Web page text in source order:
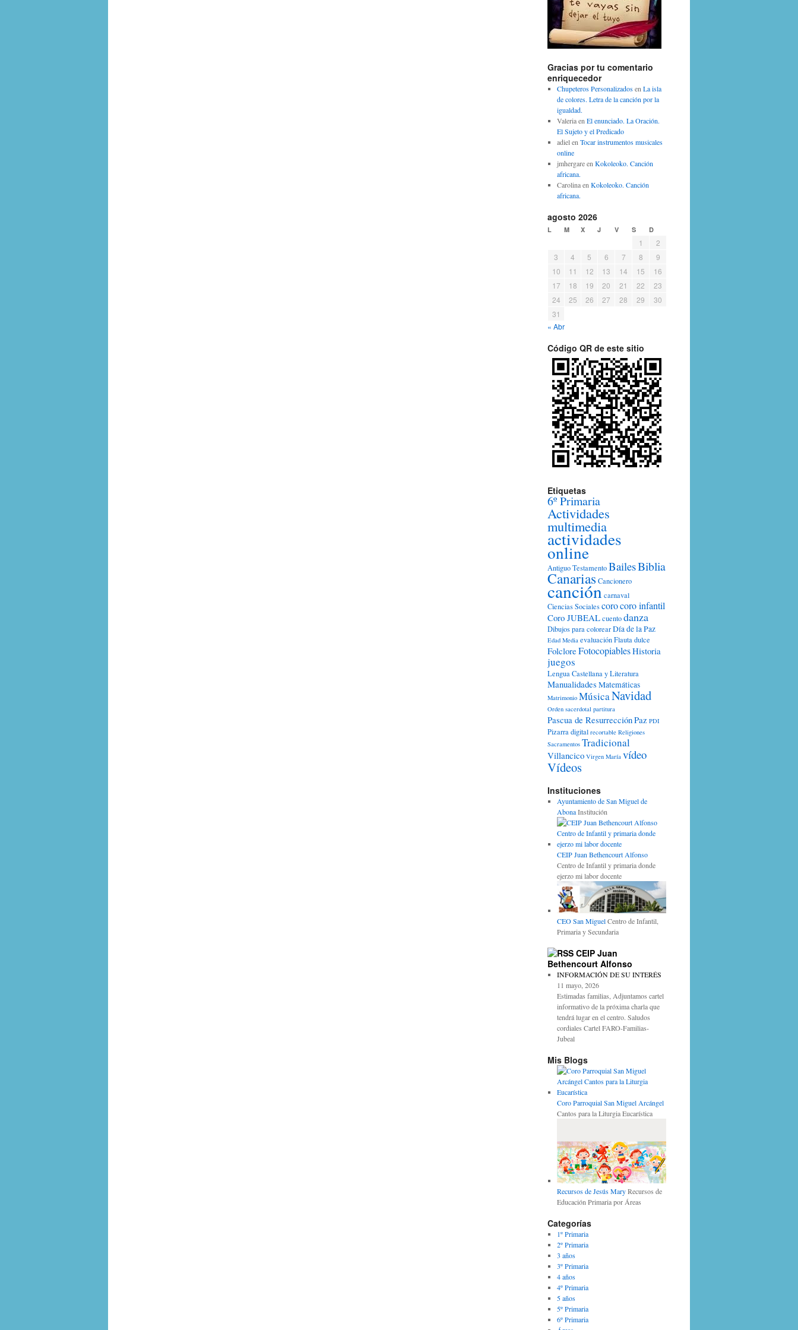
Gracias por tu comentario
enriquecedor
Chupeteros Personalizadosen La isla
de colores. Letra de la canción por la
igualdad.
Valeriaen El enunciado. La Oración.
El Sujeto y el Predicado
adielen Tocar instrumentos musicales
online
jmhergareen Kokoleoko. Canción
africana.
Carolinaen Kokoleoko. Canción
africana.
agosto 2026
L M X J V S D
1
2
3
4 5 6 7 8
9
10
11 12 13 14 15
16
17
18 19 20 21 22
23
24
25 26 27 28 29
30
31
« Abr
Código QR de este sitio
Etiquetas
6º Primaria
Actividades
multimedia
actividades
online
Antiguo TestamentoBailesBiblia
Canarias Cancionero
cancióncarnaval
Ciencias Socialescorocoro infantil
Coro JUBEALcuentodanza
Dibujos para colorearDía de la Paz
Edad Media evaluaciónFlauta dulce
FolcloreFotocopiablesHistoria
juegos
Lengua Castellana y Literatura
Manualidades Matemáticas
Matrimonio MúsicaNavidad
Orden sacerdotal partitura
Pascua de ResurrecciónPaz PDI
Pizarra digital recortable Religiones
Sacramentos Tradicional
Villancico Virgen María vídeo
Vídeos
Instituciones
Ayuntamiento de San Miguel de
AbonaInstitución
CEIP Juan Bethencourt Alfonso
Centro de Infantil y primaria donde
ejerzo mi labor docente
CEO San MiguelCentro de Infantil,
Primaria y Secundaria
CEIP Juan
Bethencourt Alfonso
INFORMACIÓN DE SU INTERÉS
11 mayo, 2026
Estimadas familias, Adjuntamos cartel
informativo de la próxima charla que
tendrá lugar en el centro. Saludos
cordiales Cartel FARO-Familias-
Jubeal
Mis Blogs
Coro Parroquial San Miguel Arcángel
Cantos para la Liturgia Eucarística
Recursos de Jesús MaryRecursos de
Educación Primaria por Áreas
Categorías
1º Primaria
2º Primaria
3 años
3º Primaria
4 años
4º Primaria
5 años
5º Primaria
6º Primaria